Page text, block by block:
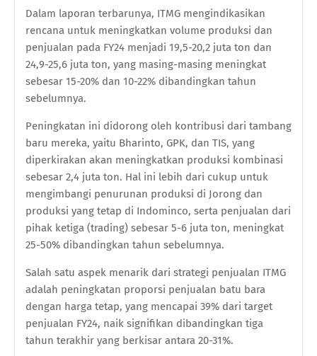
Dalam laporan terbarunya, ITMG mengindikasikan
rencana untuk meningkatkan volume produksi dan
penjualan pada FY24 menjadi 19,5-20,2 juta ton dan
24,9-25,6 juta ton, yang masing-masing meningkat
sebesar 15-20% dan 10-22% dibandingkan tahun
sebelumnya.
Peningkatan ini didorong oleh kontribusi dari tambang
baru mereka, yaitu Bharinto, GPK, dan TIS, yang
diperkirakan akan meningkatkan produksi kombinasi
sebesar 2,4 juta ton. Hal ini lebih dari cukup untuk
mengimbangi penurunan produksi di Jorong dan
produksi yang tetap di Indominco, serta penjualan dari
pihak ketiga (trading) sebesar 5-6 juta ton, meningkat
25-50% dibandingkan tahun sebelumnya.
Salah satu aspek menarik dari strategi penjualan ITMG
adalah peningkatan proporsi penjualan batu bara
dengan harga tetap, yang mencapai 39% dari target
penjualan FY24, naik signifikan dibandingkan tiga
tahun terakhir yang berkisar antara 20-31%.